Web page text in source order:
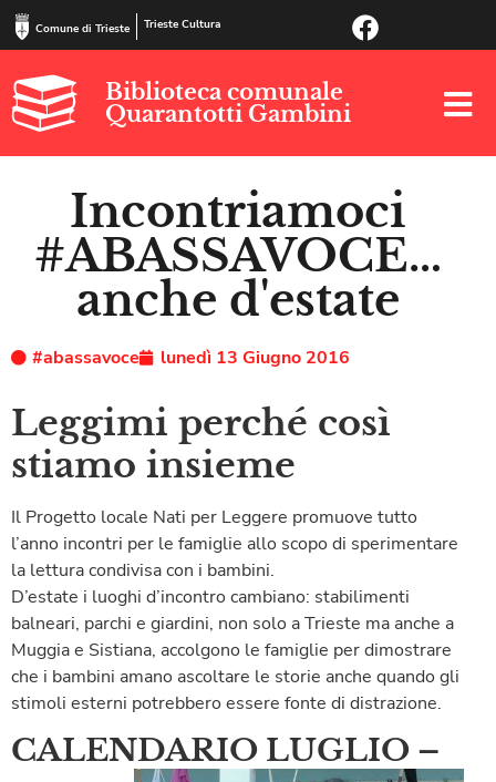
Comune di Trieste Trieste Cultura
Biblioteca comunale
Quarantotti Gambini
Incontriamoci
#ABASSAVOCE…
anche d'estate
#abassavoce lunedì 13 Giugno 2016
Leggimi perché così
stiamo insieme
Il Progetto locale Nati per Leggere promuove tutto
l’anno incontri per le famiglie allo scopo di sperimentare
la lettura condivisa con i bambini.
D’estate i luoghi d’incontro cambiano: stabilimenti
balneari, parchi e giardini, non solo a Trieste ma anche a
Muggia e Sistiana, accolgono le famiglie per dimostrare
che i bambini amano ascoltare le storie anche quando gli
stimoli esterni potrebbero essere fonte di distrazione.
CALENDARIO LUGLIO –